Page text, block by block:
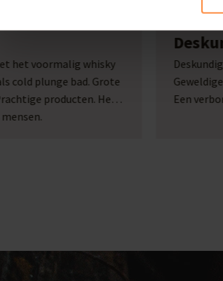
het voormalig whisky
cold plunge bad. Grote
producten. Heel
Een